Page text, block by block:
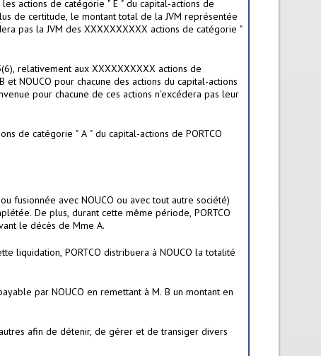
actions de catégorie " E " du capital-actions de
de certitude, le montant total de la JVM représentée
pas la JVM des XXXXXXXXXX actions de catégorie "
relativement aux XXXXXXXXXX actions de
NOUCO pour chacune des actions du capital-actions
pour chacune de ces actions n'excédera pas leur
de catégorie " A " du capital-actions de PORTCO
fusionnée avec NOUCO ou avec tout autre société)
De plus, durant cette même période, PORTCO
le décès de Mme A.
liquidation, PORTCO distribuera à NOUCO la totalité
par NOUCO en remettant à M. B un montant en
afin de détenir, de gérer et de transiger divers